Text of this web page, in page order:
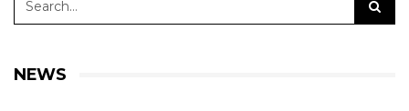
NEWS